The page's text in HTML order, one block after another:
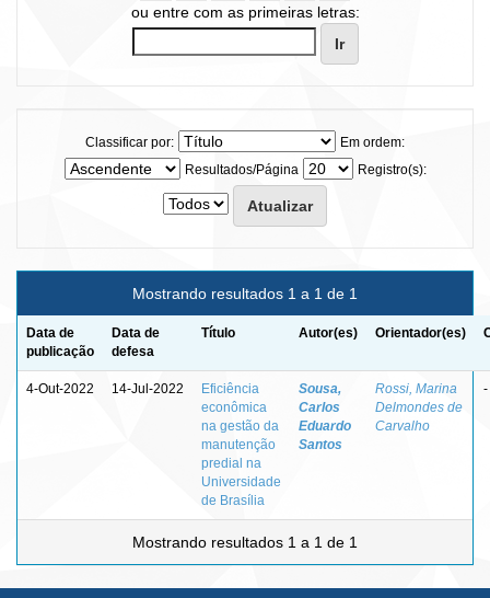
ou entre com as primeiras letras:
Classificar por:
Em ordem:
Resultados/Página
Registro(s):
Mostrando resultados 1 a 1 de 1
Data de
publicação
Data de
defesa
Título Autor(es) Orientador(es)
4-Out-2022 14-Jul-2022
Eficiência
econômica
na gestão da
manutenção
predial na
Universidade
de Brasília
Sousa,
Carlos
Eduardo
Santos
Rossi, Marina
Delmondes de
Carvalho
-
Mostrando resultados 1 a 1 de 1